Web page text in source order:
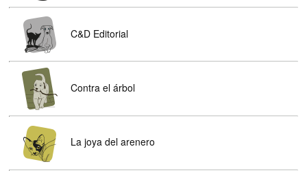
C&D Editorial
Contra el árbol
La joya del arenero